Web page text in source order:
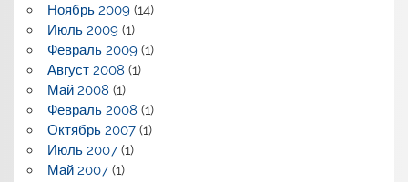
Ноябрь 2009(14)
Июль 2009(1)
Февраль 2009(1)
Август 2008 (1)
Май 2008 (1)
Февраль 2008 (1)
Октябрь 2007(1)
Июль 2007(1)
Май 2007(1)